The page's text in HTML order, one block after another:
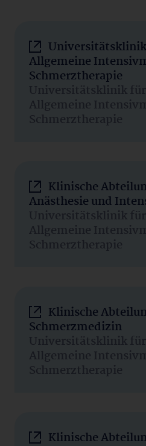
Allgemeine
Schmerztherapie
Universitätsklinik
Allgemeine
Schmerztherapie
Klinische
Anästhesie und
Universitätsklinik
Allgemeine
Schmerztherapie
Klinische
Schmerzmedizin
Universitätsklinik
Allgemeine
Schmerztherapie
Klinische